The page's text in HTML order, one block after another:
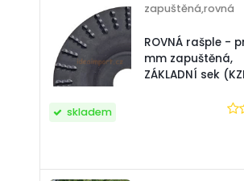
ROVNÁ rašple -
mm zapuštěná,
ZÁKLADNÍ sek
zapuštěná,rovná
skladem